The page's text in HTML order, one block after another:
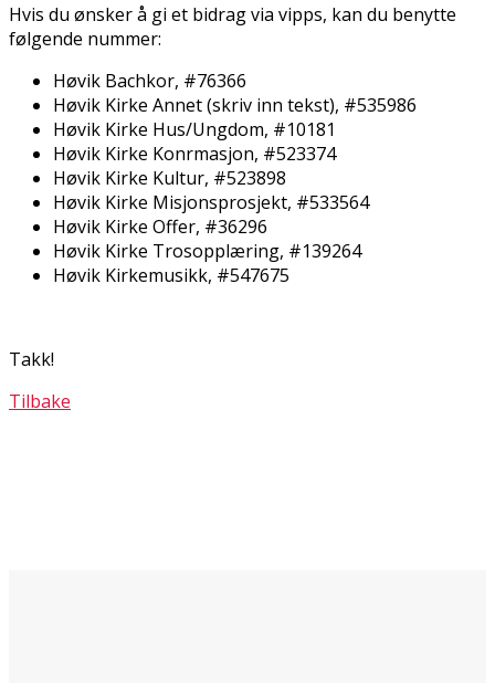
Hvis du ønsker å gi et bidrag via vipps, kan du benytte
følgende nummer:
Høvik Bachkor, #76366
Høvik Kirke Annet (skriv inn tekst), #535986
Høvik Kirke Hus/Ungdom, #10181
Høvik Kirke Konfirmasjon, #523374
Høvik Kirke Kultur, #523898
Høvik Kirke Misjonsprosjekt, #533564
Høvik Kirke Offer, #36296
Høvik Kirke Trosopplæring, #139264
Høvik Kirkemusikk, #547675
Takk!
Tilbake